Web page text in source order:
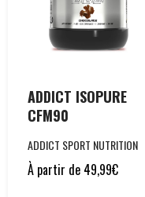
ADDICT ISOPURE
CFM90
ADDICT SPORT NUTRITION
À partir de 49,99€